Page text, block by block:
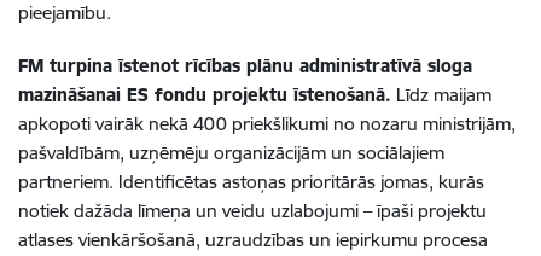
pieejamību.
FM turpina īstenot rīcības plānu administratīvā sloga
mazināšanai ES fondu projektu īstenošanā. Līdz maijam
apkopoti vairāk nekā 400 priekšlikumi no nozaru ministrijām,
pašvaldībām, uzņēmēju organizācijām un sociālajiem
partneriem. Identificētas astoņas prioritārās jomas, kurās
notiek dažāda līmeņa un veidu uzlabojumi – īpaši projektu
atlases vienkāršošanā, uzraudzības un iepirkumu procesa